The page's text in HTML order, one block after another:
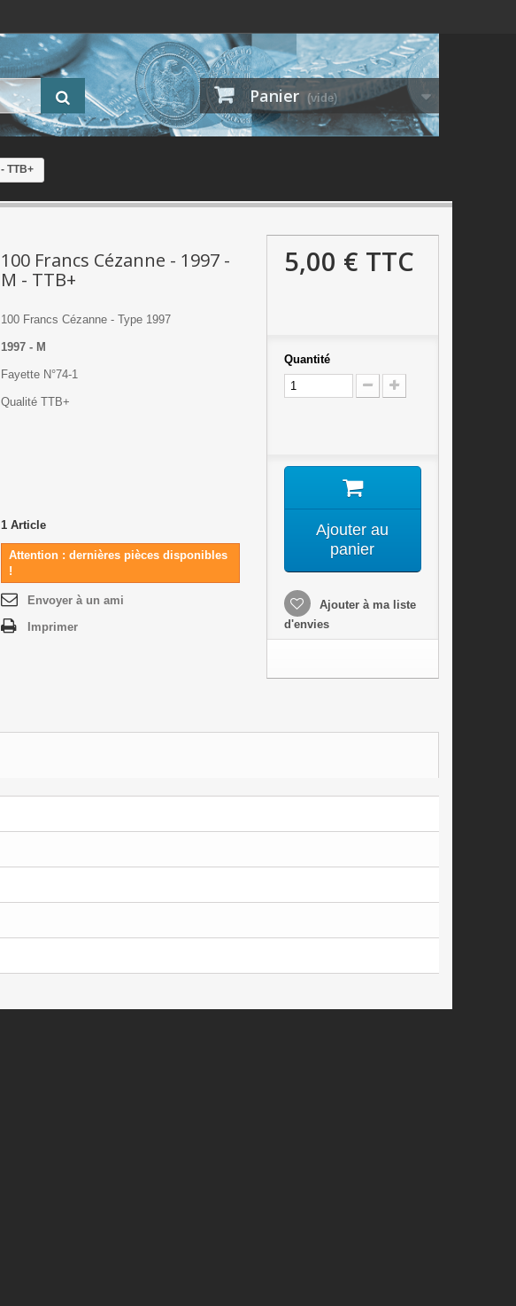
Panier (vide)
TTB+
100 Francs Cézanne - 1997 -
M - TTB+
100 Francs Cézanne - Type 1997
1997 - M
Fayette N°74-1
Qualité TTB+
1 Article
Attention : dernières pièces disponibles
!
Envoyer à un ami
Imprimer
5,00 € TTC
Quantité
Ajouter au
panier
Ajouter à ma liste
d'envies